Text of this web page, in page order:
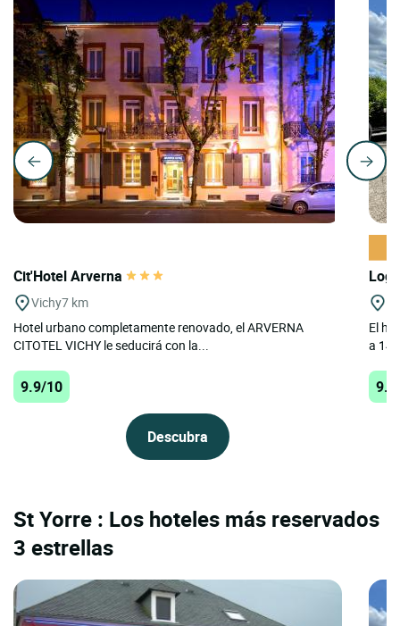
Cit'Hotel Arverna
Vichy7 km
Hotel urbano completamente renovado, el ARVERNA
CITOTEL VICHY le seducirá con la...
9.9/10
Descubra
El
a 14
St Yorre : Los hoteles más reservados
3 estrellas